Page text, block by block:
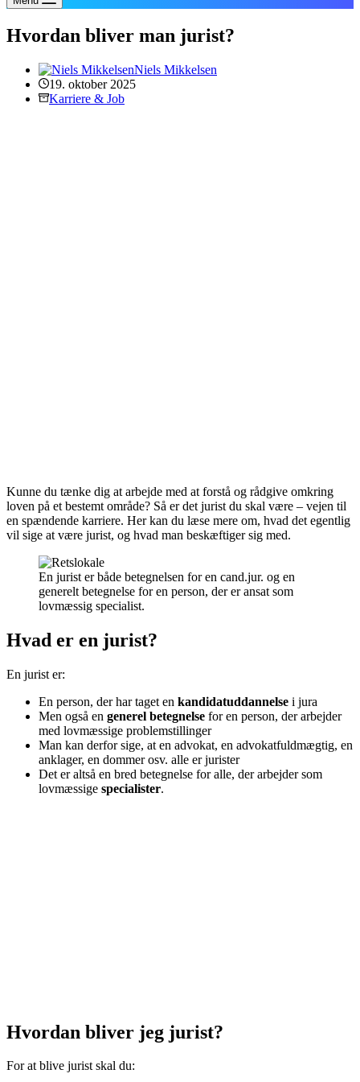
Hvordan bliver man jurist?
Niels Mikkelsen
19. oktober 2025
Karriere & Job
Kunne du tænke dig at arbejde med at forstå og rådgive omkring
loven på et bestemt område? Så er det jurist du skal være – vejen til
en spændende karriere. Her kan du læse mere om, hvad det egentlig
vil sige at være jurist, og hvad man beskæftiger sig med.
En jurist er både betegnelsen for en cand.jur. og en
generelt betegnelse for en person, der er ansat som
lovmæssig specialist.
Hvad er en jurist?
En jurist er:
En person, der har taget en kandidatuddannelse i jura
Men også en generel betegnelse for en person, der arbejder
med lovmæssige problemstillinger
Man kan derfor sige, at en advokat, en advokatfuldmægtig, en
anklager, en dommer osv. alle er jurister
Det er altså en bred betegnelse for alle, der arbejder som
lovmæssige specialister.
Hvordan bliver jeg jurist?
For at blive jurist skal du: